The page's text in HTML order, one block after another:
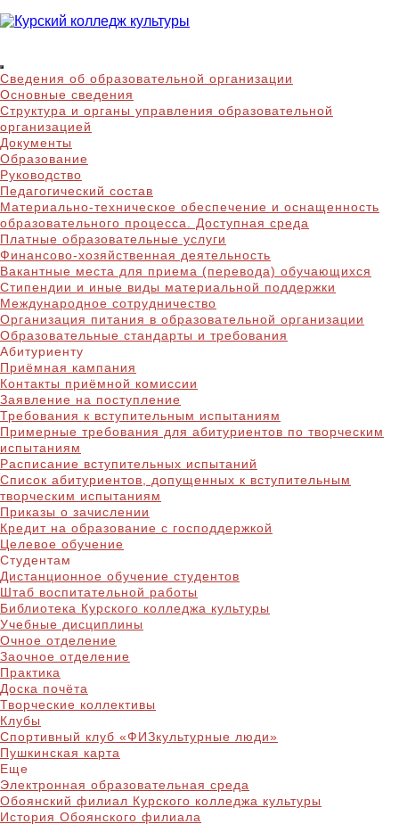
to
Курский колледж
культуры
Сведения об образовательной организации
Основные сведения
Структура и органы управления образовательной
организацией
Документы
Образование
Руководство
Педагогический состав
Материально-техническое обеспечение и оснащенность
образовательного процесса. Доступная среда
Платные образовательные услуги
Финансово-хозяйственная деятельность
Вакантные места для приема (перевода) обучающихся
Стипендии и иные виды материальной поддержки
Международное сотрудничество
Организация питания в образовательной организации
Образовательные стандарты и требования
Абитуриенту
Приёмная кампания
Контакты приёмной комиссии
Заявление на поступление
Требования к вступительным испытаниям
Примерные требования для абитуриентов по творческим
испытаниям
Расписание вступительных испытаний
Список абитуриентов, допущенных к вступительным
творческим испытаниям
Приказы о зачислении
Кредит на образование с господдержкой
Целевое обучение
Студентам
Дистанционное обучение студентов
Штаб воспитательной работы
Библиотека Курского колледжа культуры
Учебные дисциплины
Очное отделение
Заочное отделение
Практика
Доска почёта
Творческие коллективы
Клубы
Спортивный клуб «ФИЗкультурные люди»
Пушкинская карта
Еще
Электронная образовательная среда
Обоянский филиал Курского колледжа культуры
История Обоянского филиала